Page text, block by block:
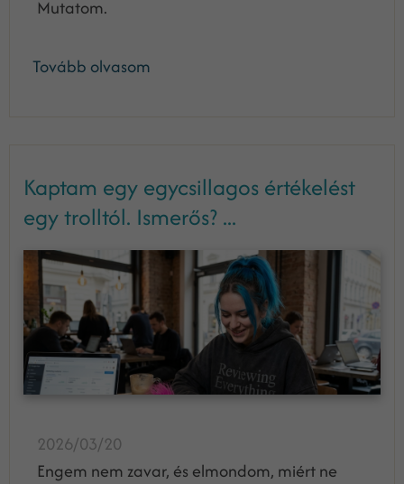
Mutatom.
Tovább olvasom
Kaptam egy egycsillagos értékelést
egy trolltól. Ismerős? ...
2026/03/20
Engem nem zavar, és elmondom, miért ne